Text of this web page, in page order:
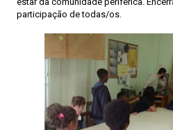
participação de todas/os.